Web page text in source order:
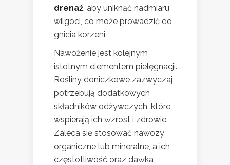
drenaż, aby uniknąć nadmiaru
wilgoci, co może prowadzić do
gnicia korzeni.
Nawożenie jest kolejnym
istotnym elementem pielęgnacji.
Rośliny doniczkowe zazwyczaj
potrzebują dodatkowych
składników odżywczych, które
wspierają ich wzrost i zdrowie.
Zaleca się stosować nawozy
organiczne lub mineralne, a ich
częstotliwość oraz dawka